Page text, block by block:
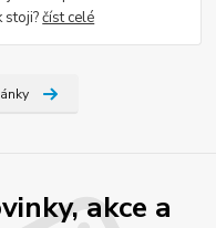
stoji?číst celé
akce a